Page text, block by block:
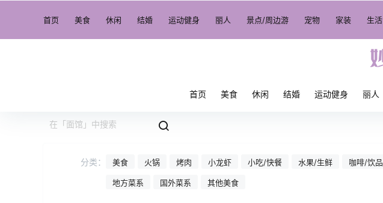
首页 美食 休闲 结婚 运动健身 丽人 景点/周边游 宠物 家装 生活
首页 美食 休闲 结婚 运动健身 丽人
分类： 美食 火锅 烤肉 小龙虾 小吃/快餐 水果/生鲜 咖啡/饮品
地方菜系 国外菜系 其他美食